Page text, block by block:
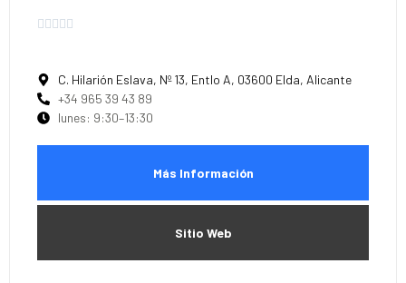
    
C. Hilarión Eslava, Nº 13, Entlo A, 03600 Elda, Alicante
+34 965 39 43 89
lunes: 9:30–13:30
Más Información
Sitio Web